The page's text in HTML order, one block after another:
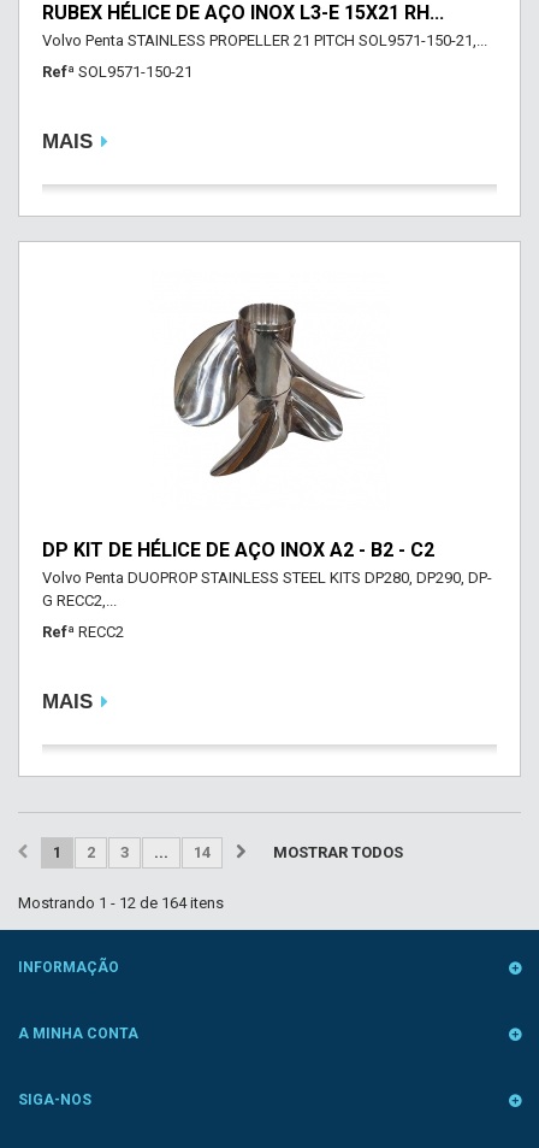
RUBEX HÉLICE DE AÇO INOX L3-E 15X21 RH...
Volvo Penta STAINLESS PROPELLER 21 PITCH SOL9571-150-21,...
Refª SOL9571-150-21
MAIS
DP KIT DE HÉLICE DE AÇO INOX A2 - B2 - C2
Volvo Penta DUOPROP STAINLESS STEEL KITS DP280, DP290, DP-
G RECC2,...
Refª RECC2
MAIS
MOSTRAR TODOS
1 2 3 ... 14
Mostrando 1 - 12 de 164 itens
INFORMAÇÃO
A MINHA CONTA
SIGA-NOS